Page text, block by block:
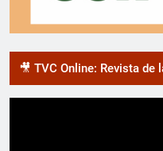
🎥 TVC Online: Revista de